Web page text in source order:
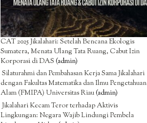
CAT 2025 Jikalahari: Setelah Bencana Ekologis
Sumatera, Menata Ulang Tata Ruang, Cabut Izin
Korporasi di DAS (admin)
Silaturahmi dan Pembahasan Kerja Sama Jikalahari
dengan Fakultas Matematika dan Ilmu Pengetahuan
Alam (FMIPA) Universitas Riau(admin)
Jikalahari Kecam Teror terhadap Aktivis
Lingkungan: Negara Wajib Lindungi Pembela